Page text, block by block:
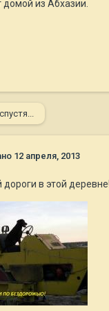
домой из Абхазии.
12 апреля, 2013
дороги в этой